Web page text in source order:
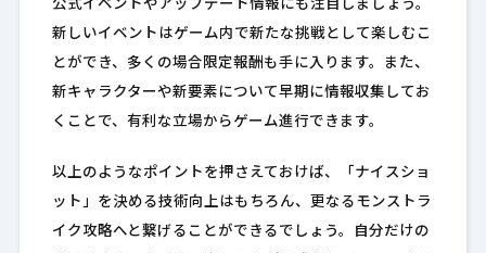
公式イベントやアップデート情報にも注目しましょう。
新しいイベントはゲーム内で新たな挑戦として楽しむこ
とができ、多くの場合限定報酬も手に入ります。また、
新キャラクターや新要素について早期に情報収集してお
くことで、有利な立場からゲーム進行できます。
以上のようなポイントを押さえておけば、「ナイスショ
ット」を決める技術向上はもちろん、更なるモンストラ
イク攻略へと繋げることができるでしょう。自分だけの